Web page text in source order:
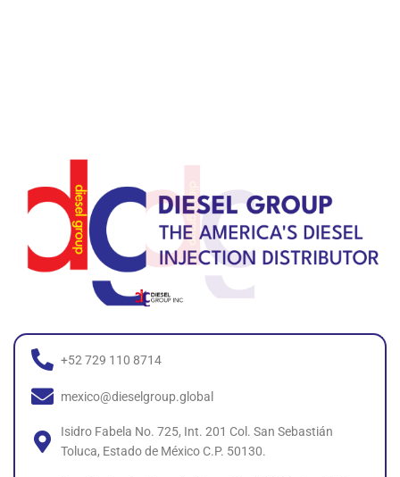
+52 729 110 8714
mexico@dieselgroup.global
Isidro Fabela No. 725, Int. 201 Col. San Sebastián
Toluca, Estado de México C.P. 50130.